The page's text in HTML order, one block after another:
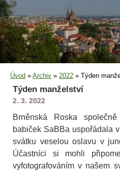
Úvod » Archiv » 2022 » Týden
Týden manželství
2. 3. 2022
Brněnská Roska
babiček SaBBa uspořádala
svátku veselou oslavu v
Účastníci si mohli
vyfotografováním v našem